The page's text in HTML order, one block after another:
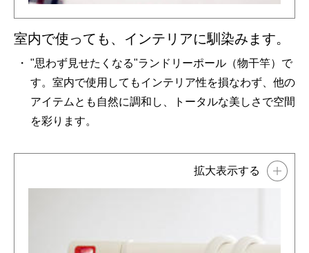
室内で使っても、インテリアに馴染みます。
"思わず見せたくなる"ランドリーポール（物干竿）で
す。室内で使用してもインテリア性を損なわず、他の
アイテムとも自然に調和し、トータルな美しさで空間
を彩ります。